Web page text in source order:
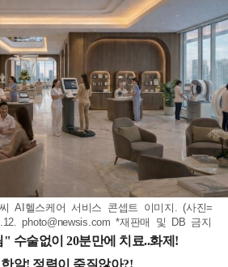
AI헬스케어 서비스 콘셉트 이미지. (사진=
photo@newsis.com *재판매 및 DB 금지